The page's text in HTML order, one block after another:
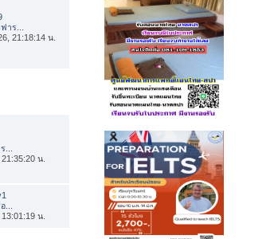
าร...
21:18:14 น.
น.
...
น.